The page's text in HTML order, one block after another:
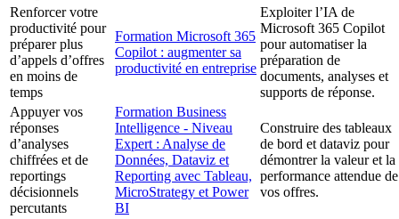
Renforcer votre
productivité pour
préparer plus
d’appels d’offres
en moins de
temps
Formation Microsoft 365
Copilot : augmenter sa
productivité en entreprise
Exploiter l’IA de
Microsoft 365 Copilot
pour automatiser la
préparation de
documents, analyses et
supports de réponse.
Appuyer vos
réponses
d’analyses
chiffrées et de
reportings
décisionnels
percutants
Formation Business
Intelligence - Niveau
Expert : Analyse de
Données, Dataviz et
Reporting avec Tableau,
MicroStrategy et Power
BI
Construire des tableaux
de bord et dataviz pour
démontrer la valeur et la
performance attendue de
vos offres.